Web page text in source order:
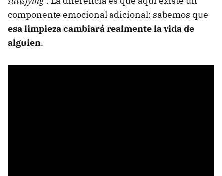
componente emocional adicional: sabemos que
esa limpieza cambiará realmente la vida de
alguien.